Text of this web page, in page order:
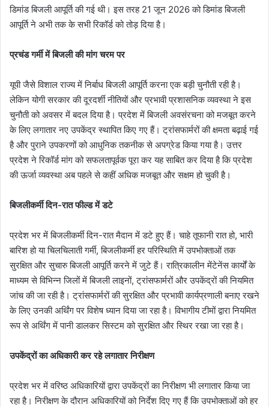
डिमांड बिजली आपूर्ति की गई थी। इस तरह 21 जून 2026 को डिमांड बिजली
आपूर्ति ने अभी तक के सभी रिकॉर्ड को तोड़ दिया है।
प्रचंड गर्मी में बिजली की मांग चरम पर
यूपी जैसे विशाल राज्य में निर्बाध बिजली आपूर्ति करना एक बड़ी चुनौती रही है।
लेकिन योगी सरकार की दूरदर्शी नीतियों और प्रभावी प्रशासनिक व्यवस्था ने इस
चुनौती को अवसर में बदल दिया है। प्रदेश में बिजली अवसंरचना को मजबूत करने
के लिए लगातार नए उपकेंद्र स्थापित किए गए हैं। ट्रांसफार्मरों की क्षमता बढ़ाई गई
है और पुराने उपकरणों को आधुनिक तकनीक से अपग्रेड किया गया है। उत्तर
प्रदेश ने रिकॉर्ड मांग को सफलतापूर्वक पूरा कर यह साबित कर दिया है कि प्रदेश
की ऊर्जा व्यवस्था अब पहले से कहीं अधिक मजबूत और सक्षम हो चुकी है।
बिजलीकर्मी दिन-रात फील्ड में डटे
प्रदेश भर में बिजलीकर्मी दिन-रात मैदान में डटे हुए हैं। चाहे तूफानी रात हो, भारी
बारिश हो या चिलचिलाती गर्मी, बिजलीकर्मी हर परिस्थिति में उपभोक्ताओं तक
सुरक्षित और सुचारु बिजली आपूर्ति करने में जुटे हैं। रात्रिकालीन मेंटेनेंस कार्यों के
माध्यम से विभिन्न जिलों में बिजली लाइनों, ट्रांसफार्मरों और उपकेंद्रों की नियमित
जांच की जा रही है। ट्रांसफार्मरों की सुरक्षित और प्रभावी कार्यप्रणाली बनाए रखने
के लिए उनकी अर्थिंग पर विशेष ध्यान दिया जा रहा है। विभागीय टीमों द्वारा नियमित
रूप से अर्थिंग में पानी डालकर सिस्टम को सुरक्षित और स्थिर रखा जा रहा है।
उपकेंद्रों का अधिकारी कर रहे लगातार निरीक्षण
प्रदेश भर में वरिष्ठ अधिकारियों द्वारा उपकेंद्रों का निरीक्षण भी लगातार किया जा
रहा है। निरीक्षण के दौरान अधिकारियों को निर्देश दिए गए हैं कि उपभोक्ताओं को हर